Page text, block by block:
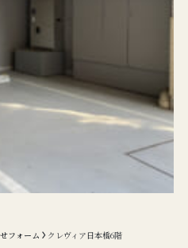
フォーム クレヴィア日本橋6階